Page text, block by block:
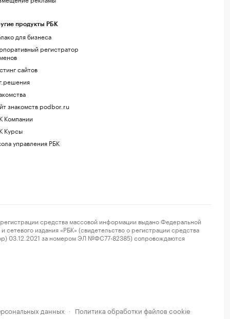
продукты РБК
для бизнеса
регистратор
сайтов
знакомств podbor.ru
Компании
Курсы
управления РБК
средства массовой информации выдано Федеральной
издания «РБК» (свидетельство о регистрации средства
03.12.2021 за номером ЭЛ №ФС77-82385) сопровождаются
данных · Политика обработки файлов cookie